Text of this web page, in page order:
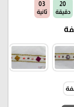
20
دقيقة
02
ثانية